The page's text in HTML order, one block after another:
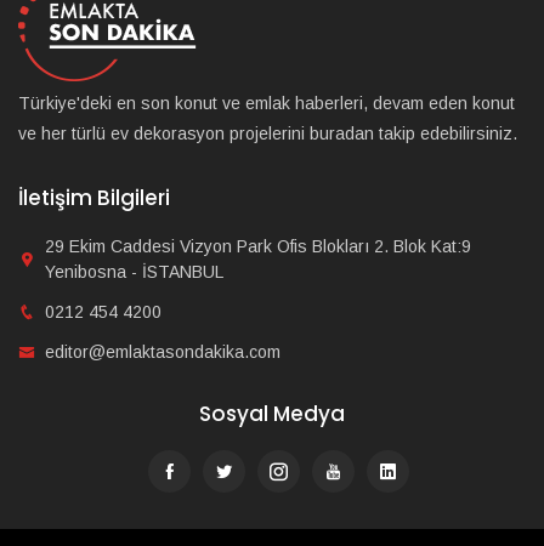
Türkiye'deki en son konut ve emlak haberleri, devam eden konut
ve her türlü ev dekorasyon projelerini buradan takip edebilirsiniz.
İletişim Bilgileri
29 Ekim Caddesi Vizyon Park Ofis Blokları 2. Blok Kat:9
Yenibosna - İSTANBUL
0212 454 4200
editor@emlaktasondakika.com
Sosyal Medya